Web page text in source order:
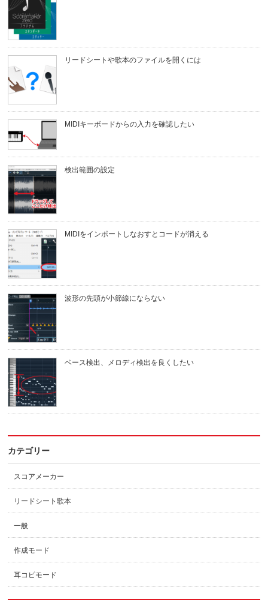
リードシートや歌本のファイルを開くには
MIDIキーボードからの入力を確認したい
検出範囲の設定
MIDIをインポートしなおすとコードが消える
波形の先頭が小節線にならない
ベース検出、メロディ検出を良くしたい
カテゴリー
スコアメーカー
リードシート歌本
一般
作成モード
耳コピモード